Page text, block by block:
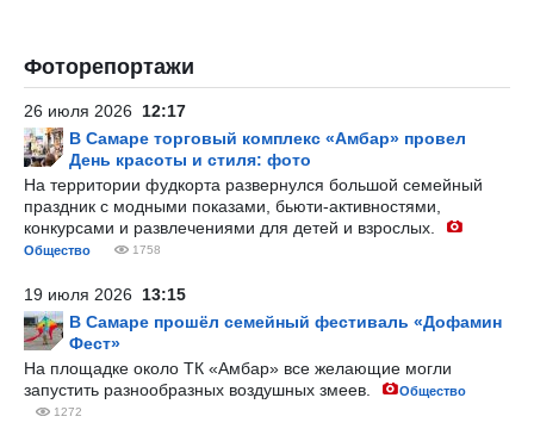
Фоторепортажи
26 июля 2026 12:17
В Самаре торговый комплекс «Амбар» провел
День красоты и стиля: фото
На территории фудкорта развернулся большой семейный
праздник с модными показами, бьюти-активностями,
конкурсами и развлечениями для детей и взрослых.
Общество 1758
19 июля 2026 13:15
В Самаре прошёл семейный фестиваль «Дофамин
Фест»
На площадке около ТК «Амбар» все желающие могли
запустить разнообразных воздушных змеев.
Общество
1272